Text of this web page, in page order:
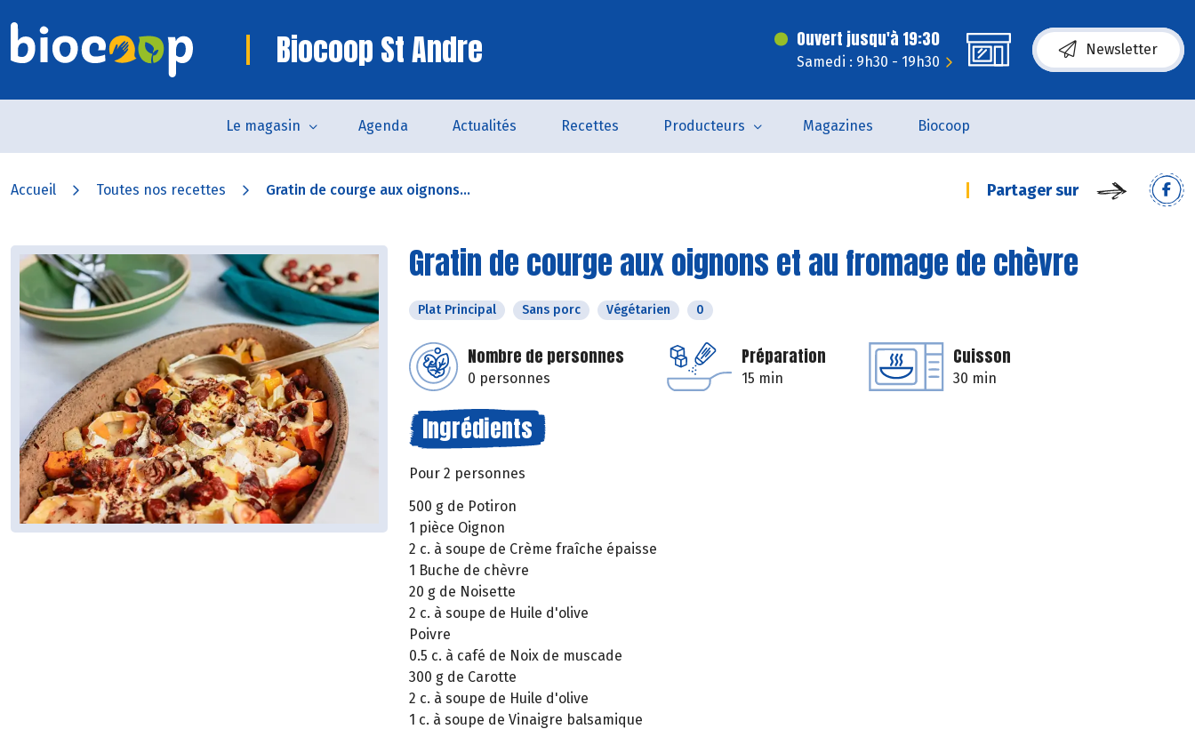
Biocoop St Andre Ouvert jusqu'à 19:30
Samedi : 9h30 - 19h30
Newsletter
Le magasin Agenda Actualités Recettes Producteurs Magazines Biocoop
Accueil Toutes nos recettes Gratin de courge aux oignons... Partager sur
Gratin de courge aux oignons et au fromage de chèvre
Plat Principal Sans porc Végétarien 0
Nombre de personnes
0 personnes
Préparation
15 min
Cuisson
30 min
Ingrédients
Pour 2 personnes
500 g de Potiron
1 pièce Oignon
2 c. à soupe de Crème fraîche épaisse
1 Buche de chèvre
20 g de Noisette
2 c. à soupe de Huile d'olive
Poivre
0.5 c. à café de Noix de muscade
300 g de Carotte
2 c. à soupe de Huile d'olive
1 c. à soupe de Vinaigre balsamique